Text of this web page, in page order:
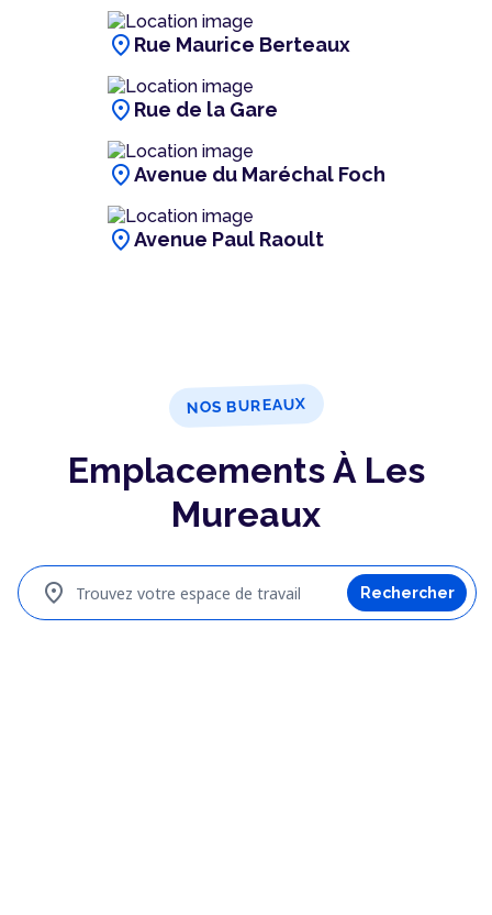
location_on Rue Maurice Berteaux
location_on Rue de la Gare
location_onAvenue du Maréchal Foch
location_onAvenue Paul Raoult
NOS BUREAUX
Emplacements À Les
Mureaux
Trouvez votre espace de travail
location_on Rechercher